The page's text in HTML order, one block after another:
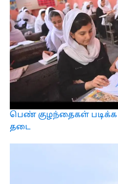
பெண் குழந்தைகள்
தடை